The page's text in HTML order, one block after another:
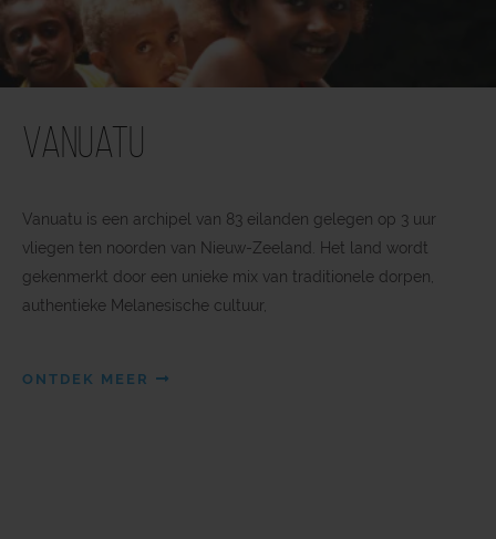
Vanuatu
Vanuatu is een archipel van 83 eilanden gelegen op 3 uur
vliegen ten noorden van Nieuw-Zeeland. Het land wordt
gekenmerkt door een unieke mix van traditionele dorpen,
authentieke Melanesische cultuur,
ONTDEK MEER